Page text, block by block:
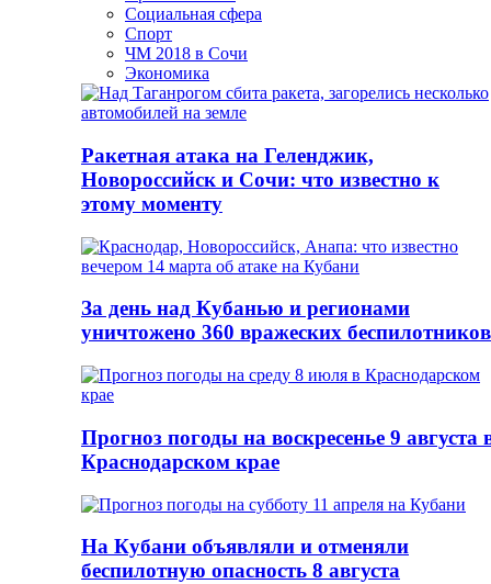
Социальная сфера
Спорт
ЧМ 2018 в Сочи
Экономика
Ракетная атака на Геленджик,
Новороссийск и Сочи: что известно к
этому моменту
За день над Кубанью и регионами
уничтожено 360 вражеских беспилотников
Прогноз погоды на воскресенье 9 августа
Краснодарском крае
На Кубани объявляли и отменяли
беспилотную опасность 8 августа